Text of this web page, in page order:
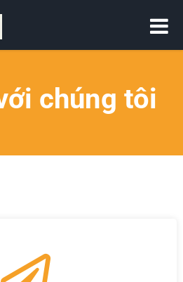
chúng tôi